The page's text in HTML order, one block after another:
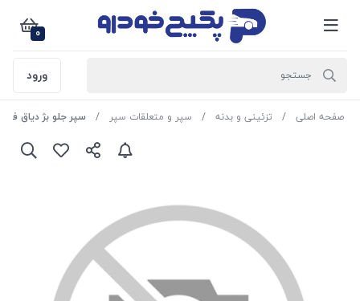
0
ورود
صفحه اصلی تزئینی و بدنه سپر و متعلقات سپر سپر جلو بژ دیاق فلزی پژو 405 40125